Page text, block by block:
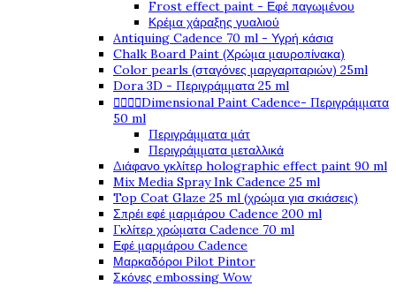
Frost effect paint - Εφέ παγωμένου
Κρέμα χάραξης γυαλιού
Antiquing Cadence 70 ml - Υγρή κάσια
Chalk Board Paint (Χρώμα μαυροπίνακα)
Color pearls (σταγόνες μαργαριταριών) 25ml
Dora 3D - Περιγράμματα 25 ml
Dimensional Paint Cadence- Περιγράμματα
50 ml
Περιγράμματα μάτ
Περιγράμματα μεταλλικά
Διάφανο γκλίτερ holographic effect paint 90 ml
Mix Media Spray Ink Cadence 25 ml
Top Coat Glaze 25 ml (χρώμα για σκιάσεις)
Σπρέι εφέ μαρμάρου Cadence 200 ml
Γκλίτερ χρώματα Cadence 70 ml
Εφέ μαρμάρου Cadence
Μαρκαδόροι Pilot Pintor
Σκόνες embossing Wow